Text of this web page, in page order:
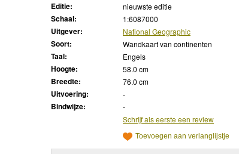
Editie: nieuwste editie
Schaal: 1:6087000
Uitgever: National Geographic
Soort: Wandkaart van continenten
Taal: Engels
Hoogte: 58.0 cm
Breedte: 76.0 cm
Uitvoering: -
Bindwijze:
-
Schrijf als eerste een review
Toevoegen aan verlanglijstje